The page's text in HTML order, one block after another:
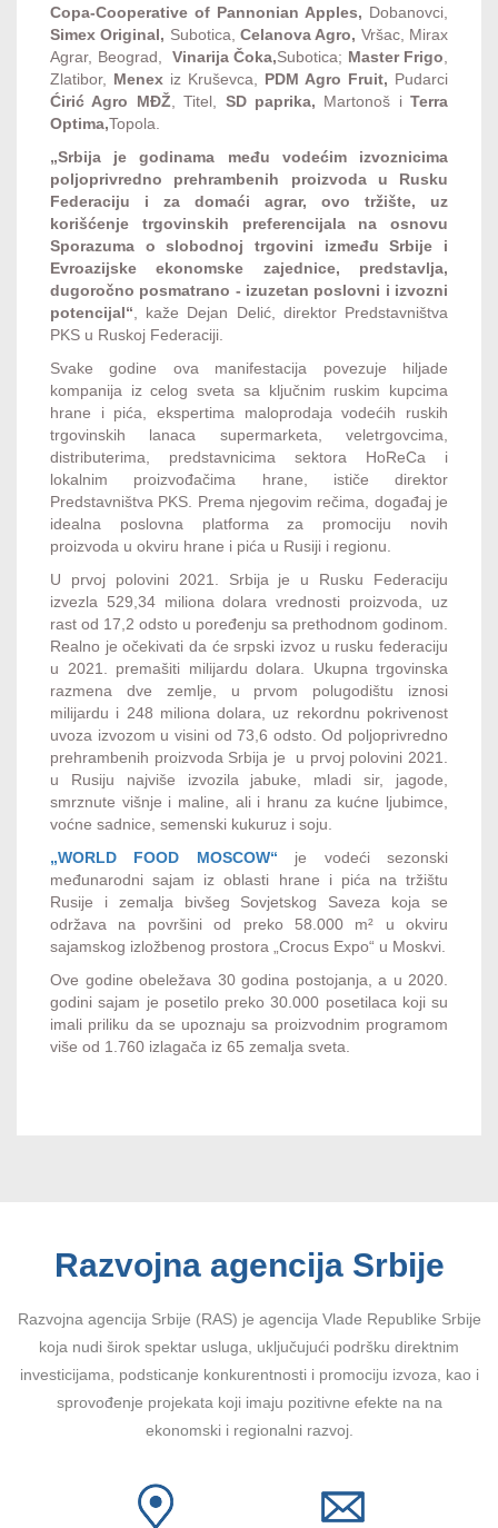
Copa-Cooperative of Pannonian Apples, Dobanovci,
Simex Original, Subotica,Celanova Agro, Vršac, Mirax
Agrar, Beograd, Vinarija Čoka,Subotica; Master Frigo
Zlatibor, Menex iz Kruševca, PDM Agro Fruit, Pudarci
Ćirić Agro MĐŽ , Titel, SD paprika, Martonoš i Terra
Optima,Topola.
„Srbija je godinama među vodećim izvoznicima
poljoprivredno prehrambenih proizvoda u Rusku
Federaciju i za domaći agrar, ovo tržište, uz
korišćenje trgovinskih preferencijala na osnovu
Sporazuma o slobodnoj trgovini između Srbije i
Evroazijske ekonomske zajednice, predstavlja,
dugoročno posmatrano - izuzetan poslovni i izvozni
potencijal“ , kaže Dejan Delić, direktor Predstavništva
PKS u Ruskoj Federaciji.
Svake godine ova manifestacija povezuje hiljade
kompanija iz celog sveta sa ključnim ruskim kupcima
hrane i pića, ekspertima maloprodaja vodećih ruskih
trgovinskih lanaca supermarketa, veletrgovcima,
distributerima, predstavnicima sektora HoReCa i
lokalnim proizvođačima hrane, ističe direktor
Predstavništva PKS. Prema njegovim rečima, događaj je
idealna poslovna platforma za promociju novih
proizvoda u okviru hrane i pića u Rusiji i regionu.
U prvoj polovini 2021. Srbija je u Rusku Federaciju
izvezla 529,34 miliona dolara vrednosti proizvoda, uz
rast od 17,2 odsto u poređenju sa prethodnom godinom.
Realno je očekivati da će srpski izvoz u rusku federaciju
u 2021. premašiti milijardu dolara. Ukupna trgovinska
razmena dve zemlje, u prvom polugodištu iznosi
milijardu i 248 miliona dolara, uz rekordnu pokrivenost
uvoza izvozom u visini od 73,6 odsto. Od poljoprivredno
prehrambenih proizvoda Srbija je u prvoj polovini 2021.
u Rusiju najviše izvozila jabuke, mladi sir, jagode,
smrznute višnje i maline, ali i hranu za kućne ljubimce,
voćne sadnice, semenski kukuruz i soju.
„WORLD FOOD MOSCOW“ je vodeći sezonski
međunarodni sajam iz oblasti hrane i pića na tržištu
Rusije i zemalja bivšeg Sovjetskog Saveza koja se
održava na površini od preko 58.000 m² u okviru
sajamskog izložbenog prostora „Crocus Expo“ u Moskvi.
Ove godine obeležava 30 godina postojanja, a u 2020.
godini sajam je posetilo preko 30.000 posetilaca koji su
imali priliku da se upoznaju sa proizvodnim programom
više od 1.760 izlagača iz 65 zemalja sveta.
Razvojna agencija Srbije
Razvojna agencija Srbije (RAS) je agencija Vlade Republike Srbije
koja nudi širok spektar usluga, uključujući podršku direktnim
investicijama, podsticanje konkurentnosti i promociju izvoza, kao i
sprovođenje projekata koji imaju pozitivne efekte na na
ekonomski i regionalni razvoj.